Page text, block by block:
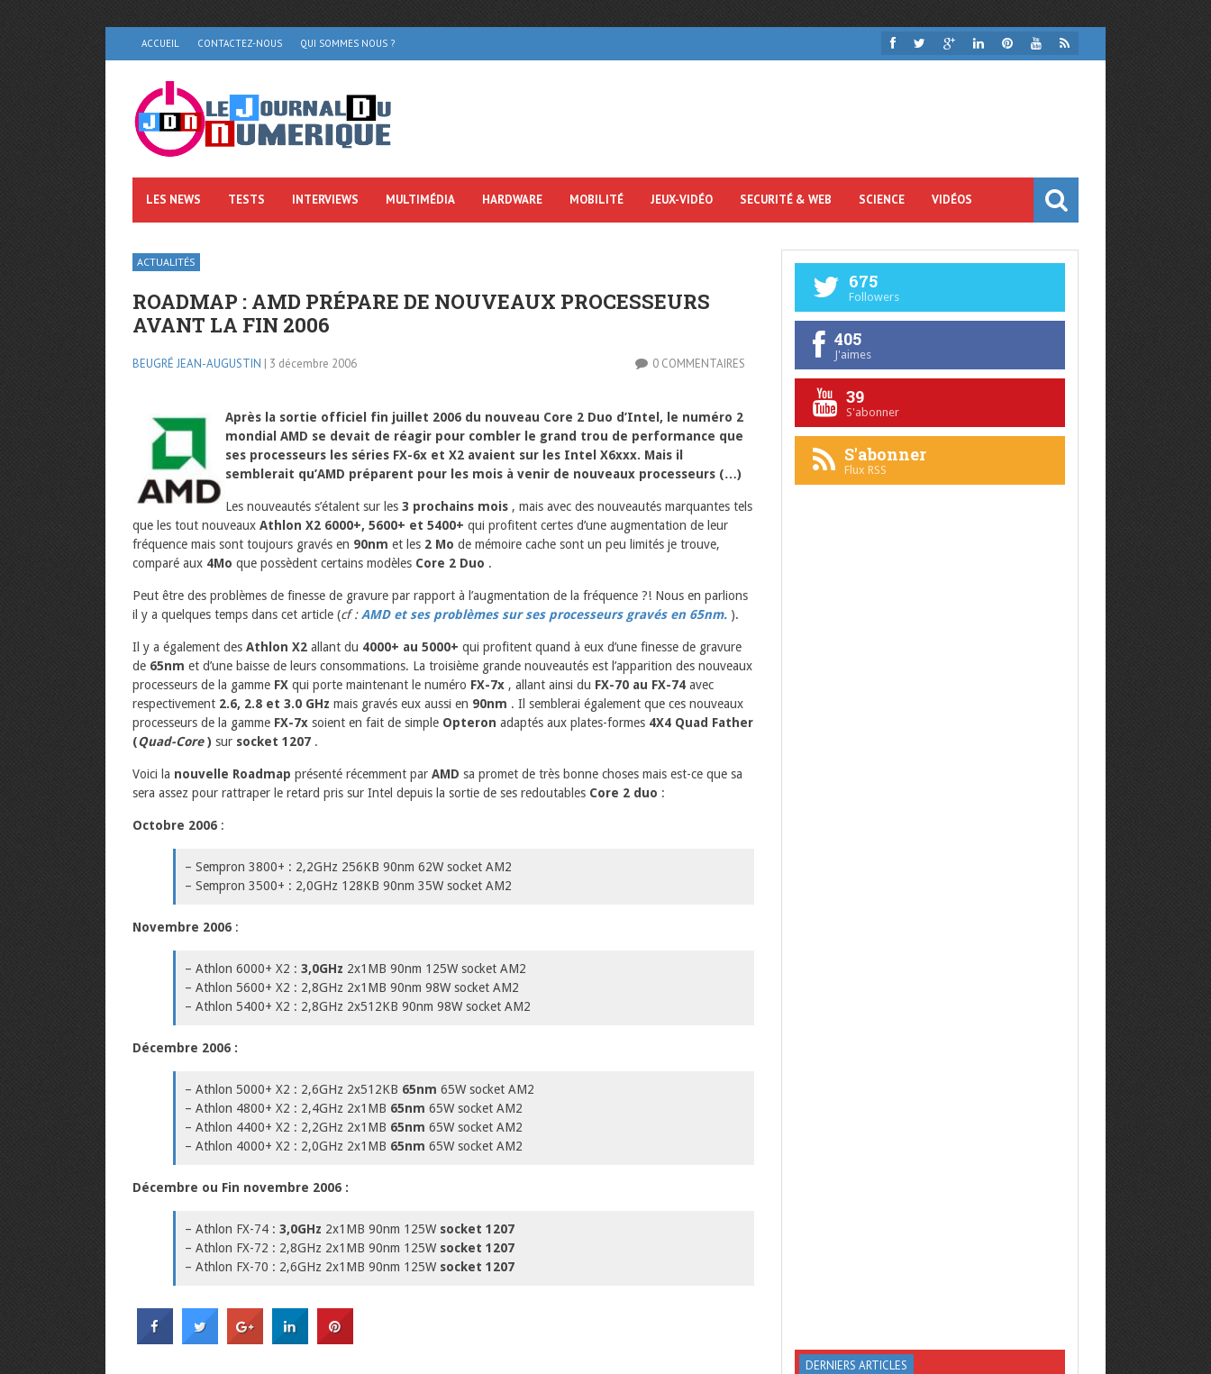
ACCUEIL CONTACTEZ-NOUS QUI SOMMES NOUS ?
LES NEWS TESTS INTERVIEWS MULTIMÉDIA HARDWARE MOBILITÉ JEUX-VIDÉO SECURITÉ & WEB SCIENCE VIDÉOS
ACTUALITÉS
ROADMAP : AMD PRÉPARE DE NOUVEAUX PROCESSEURS
AVANT LA FIN 2006
BEUGRÉ JEAN-AUGUSTIN | 3 décembre 2006 0 COMMENTAIRES
Après la sortie officiel fin juillet 2006 du nouveau Core 2 Duo d’Intel, le numéro 2
mondial AMD se devait de réagir pour combler le grand trou de performance que
ses processeurs les séries FX-6x et X2 avaient sur les Intel X6xxx. Mais il
semblerait qu’AMD préparent pour les mois à venir de nouveaux processeurs (…)
Les nouveautés s’étalent sur les 3 prochains mois , mais avec des nouveautés marquantes tels
que les tout nouveaux Athlon X2 6000+, 5600+ et 5400+ qui profitent certes d’une augmentation de leur
fréquence mais sont toujours gravés en 90nm et les 2 Mo de mémoire cache sont un peu limités je trouve,
comparé aux 4Mo que possèdent certains modèles Core 2 Duo .
Peut être des problèmes de finesse de gravure par rapport à l’augmentation de la fréquence ?! Nous en parlions
il y a quelques temps dans cet article (cf :AMD et ses problèmes sur ses processeurs gravés en 65nm. ).
Il y a également des Athlon X2 allant du 4000+ au 5000+ qui profitent quand à eux d’une finesse de gravure
de 65nm et d’une baisse de leurs consommations. La troisième grande nouveautés est l’apparition des nouveaux
processeurs de la gamme FX qui porte maintenant le numéro FX-7x , allant ainsi du FX-70 au FX-74 avec
respectivement 2.6, 2.8 et 3.0 GHz mais gravés eux aussi en 90nm . Il semblerai également que ces nouveaux
processeurs de la gamme FX-7x soient en fait de simple Opteron adaptés aux plates-formes 4X4 Quad Father
(Quad-Core) sur socket 1207 .
Voici la nouvelle Roadmap présenté récemment par AMD sa promet de très bonne choses mais est-ce que sa
sera assez pour rattraper le retard pris sur Intel depuis la sortie de ses redoutables Core 2 duo :
Octobre 2006 :
– Sempron 3800+ : 2,2GHz 256KB 90nm 62W socket AM2
– Sempron 3500+ : 2,0GHz 128KB 90nm 35W socket AM2
Novembre 2006 :
– Athlon 6000+ X2 : 3,0GHz 2x1MB 90nm 125W socket AM2
– Athlon 5600+ X2 : 2,8GHz 2x1MB 90nm 98W socket AM2
– Athlon 5400+ X2 : 2,8GHz 2x512KB 90nm 98W socket AM2
Décembre 2006 :
– Athlon 5000+ X2 : 2,6GHz 2x512KB 65nm 65W socket AM2
– Athlon 4800+ X2 : 2,4GHz 2x1MB 65nm 65W socket AM2
– Athlon 4400+ X2 : 2,2GHz 2x1MB 65nm 65W socket AM2
– Athlon 4000+ X2 : 2,0GHz 2x1MB 65nm 65W socket AM2
Décembre ou Fin novembre 2006 :
– Athlon FX-74 : 3,0GHz 2x1MB 90nm 125W socket 1207
– Athlon FX-72 : 2,8GHz 2x1MB 90nm 125W socket 1207
– Athlon FX-70 : 2,6GHz 2x1MB 90nm 125W socket 1207
675
Followers
405
J'aimes
39
S'abonner
S'abonner
Flux RSS
DERNIERS ARTICLES